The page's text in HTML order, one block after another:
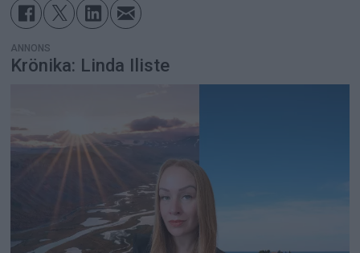
ANNONS
Krönika: Linda Iliste